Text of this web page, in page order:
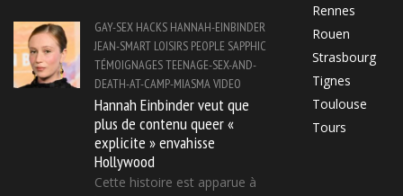
GAY-SEX HACKS HANNAH-EINBINDER
JEAN-SMART LOISIRS PEOPLE SAPPHIC
TÉMOIGNAGESTEENAGE-SEX-AND-
DEATH-AT-CAMP-MIASMAVIDEO
Hannah Einbinder veut que
plus de contenu queer «
explicite » envahisse
Hollywood
Cette histoire est apparue à
Rennes
Rouen
Strasbourg
Tignes
Toulouse
Tours